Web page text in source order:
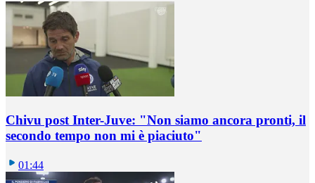
Chivu post Inter-Juve: "Non siamo ancora pronti, il
secondo tempo non mi è piaciuto"
01:44